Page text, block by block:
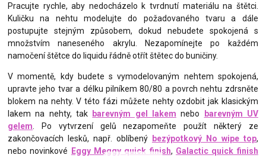
Pracujte rychle, aby nedocházelo k tvrdnutí materiálu na štětci.
Kuličku na nehtu modelujte do požadovaného tvaru a dále
postupujte stejným způsobem, dokud nebudete spokojená s
množstvím naneseného akrylu. Nezapomínejte po každém
namočení štětce do liquidu řádně otřít štětec do buničiny.
V momentě, kdy budete s vymodelovaným nehtem spokojená,
upravte jeho tvar a délku pilníkem 80/80 a povrch nehtu zdrsněte
blokem na nehty. V této fázi můžete nehty ozdobit jak klasickým
lakem na nehty, tak barevným gel lakem nebo
barevným UV
gelem. Po vytvrzení gelů nezapomeňte použít některý ze
zakončovacích lesků, např. oblíbený bezýpotkový No wipe top,
nebo novinkové
Eggy Meggy quick finish, Galactic quick finish